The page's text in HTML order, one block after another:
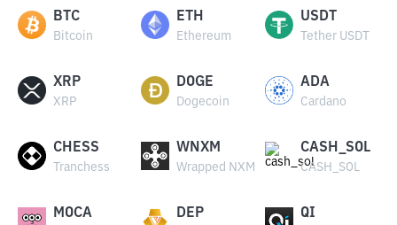
BTC
Bitcoin
ETH
Ethereum
USDT
Tether USDT
XRP
XRP
DOGE
Dogecoin
ADA
Cardano
CHESS
Tranchess
WNXM
Wrapped NXM
CASH_SOL
CASH_SOL
MOCA DEP QI